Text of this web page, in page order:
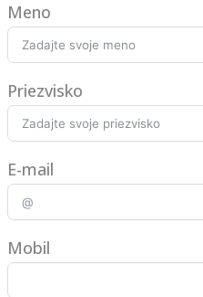
Meno
Priezvisko
E-mail
Mobil